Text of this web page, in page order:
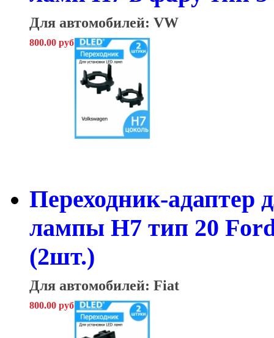
Для автомобилей: VW
800.00 руб
Переходник-адаптер
лампы H7 тип 20
(2шт.)
Для автомобилей: Fiat
800.00 руб